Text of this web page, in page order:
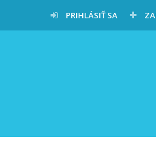
PRIHLÁSIŤ SA